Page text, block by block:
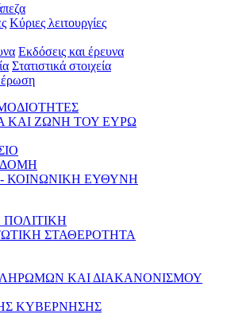
Κύριες λειτουργίες
Εκδόσεις και έρευνα
Στατιστικά στοιχεία
ΚΑΙ ΖΩΝΗ ΤΟΥ ΕΥΡΩ
ΔΟΜΗ
ΚΟΙΝΩΝΙΚΗ ΕΥΘΥΝΗ
ΣΤΑΘΕΡΟΤΗΤΑ
ΚΑΙ ΔΙΑΚΑΝΟΝΙΣΜΟΥ
ΚΥΒΕΡΝΗΣΗΣ